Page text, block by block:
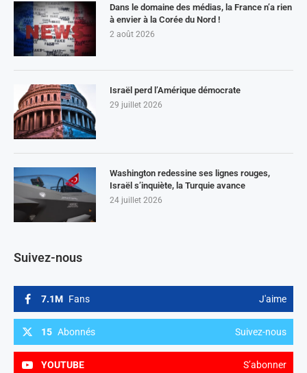
Dans le domaine des médias, la France n’a rien
à envier à la Corée du Nord !
2 août 2026
Israël perd l’Amérique démocrate
29 juillet 2026
Washington redessine ses lignes rouges,
Israël s’inquiète, la Turquie avance
24 juillet 2026
Suivez-nous
7.1M Fans J'aime
15 Abonnés Suivez-nous
YOUTUBE S’abonner